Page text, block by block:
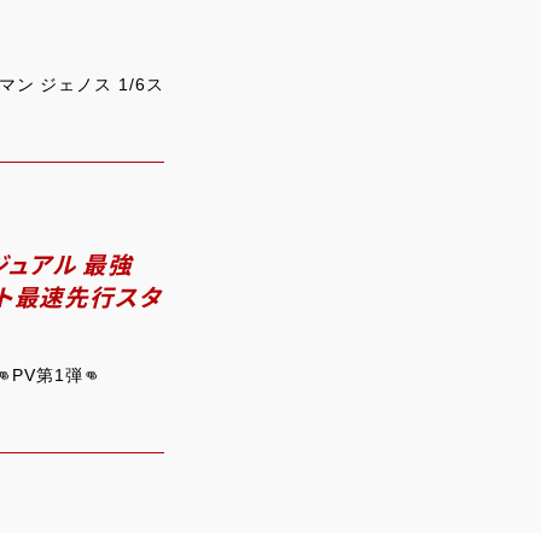
ン ジェノス 1/6ス
アル 最強
最速先行スタ
第1弾👊